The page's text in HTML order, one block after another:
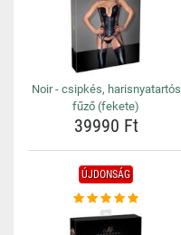
Noir - csipkés, harisnyatartós
fűző (fekete)
39990 Ft
ÚJDONSÁG